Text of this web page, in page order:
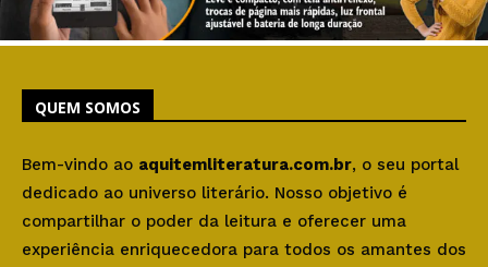
QUEM SOMOS
Bem-vindo ao aquitemliteratura.com.br, o seu portal
dedicado ao universo literário. Nosso objetivo é
compartilhar o poder da leitura e oferecer uma
experiência enriquecedora para todos os amantes dos